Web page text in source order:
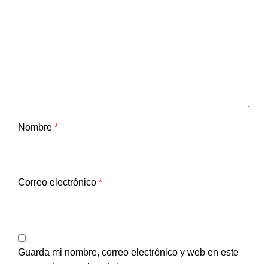
Nombre *
Correo electrónico *
Guarda mi nombre, correo electrónico y web en este